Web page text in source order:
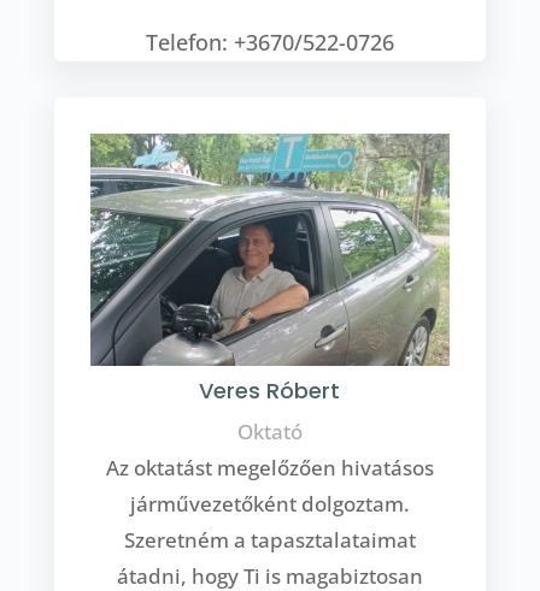
Telefon: +3670/522-0726
Veres Róbert
Oktató
Az oktatást megelőzően hivatásos
járművezetőként dolgoztam.
Szeretném a tapasztalataimat
átadni, hogy Ti is magabiztosan